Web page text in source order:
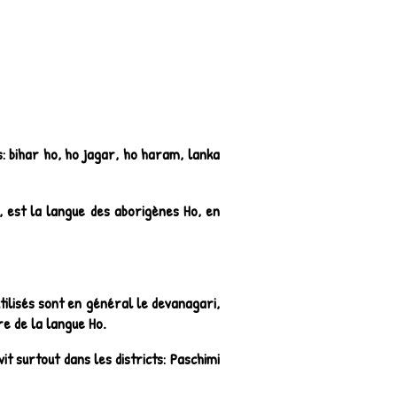
bihar ho, ho jagar, ho haram, lanka
la langue des aborigènes Ho, en
sont en général le devanagari,
de la langue Ho.
surtout dans les districts: Paschimi